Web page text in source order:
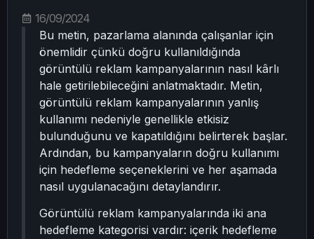
16/09/2024
Bu metin, pazarlama alanında çalışanlar için
önemlidir çünkü doğru kullanıldığında
görüntülü reklam kampanyalarının nasıl kârlı
hale getirilebileceğini anlatmaktadır. Metin,
görüntülü reklam kampanyalarının yanlış
kullanımı nedeniyle genellikle etkisiz
bulunduğunu ve kapatıldığını belirterek başlar.
Ardından, bu kampanyaların doğru kullanımı
için hedefleme seçeneklerini ve her aşamada
nasıl uygulanacağını detaylandırır.
Görüntülü reklam kampanyalarında iki ana
hedefleme kategorisi vardır: içerik hedefleme